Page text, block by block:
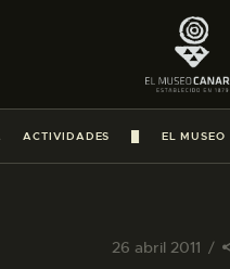
ACTIVIDADES EL MUSEO
26 abril 2011
LA VISITA